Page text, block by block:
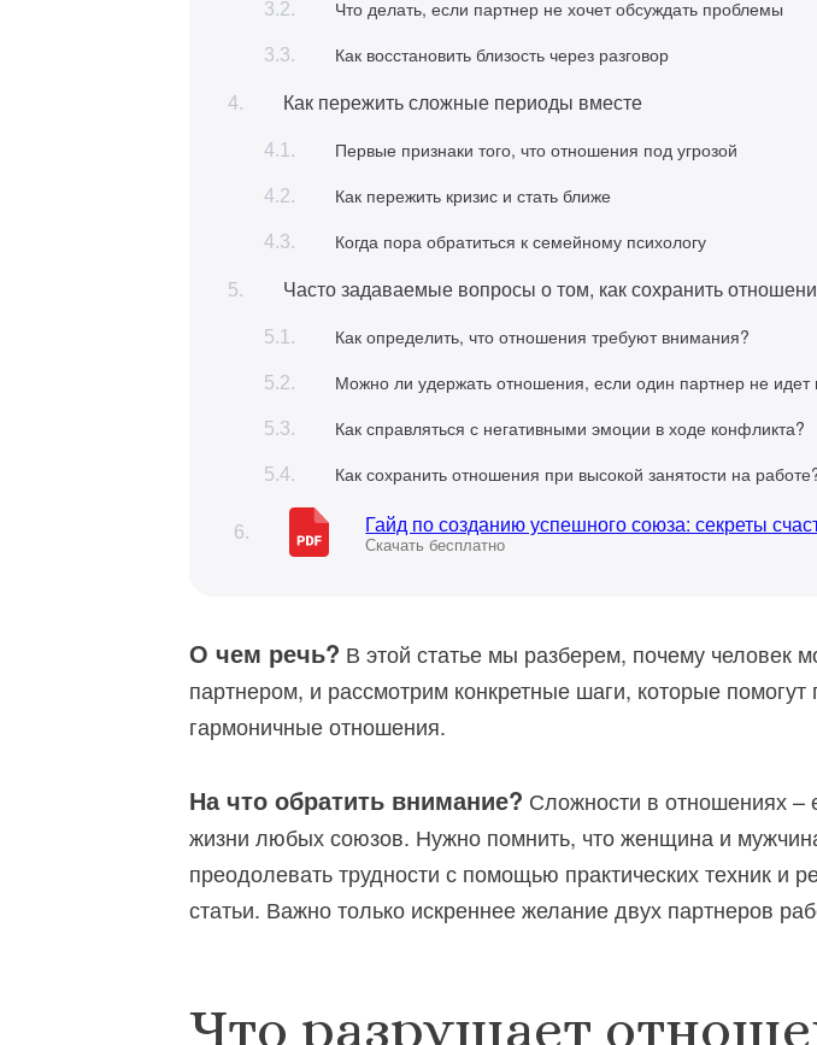
Что делать, если партнер не хочет обсуждать проблемы
Как восстановить близость через разговор
Как пережить сложные периоды вместе
Первые признаки того, что отношения под угрозой
Как пережить кризис и стать ближе
Когда пора обратиться к семейному психологу
Часто задаваемые вопросы о том, как сохранить
Как определить, что отношения требуют внимания?
Можно ли удержать отношения, если один партнер не идет
Как справляться с негативными эмоции в ходе конфликта?
Как сохранить отношения при высокой занятости на
Гайд по созданию успешного союза: секреты
Скачать бесплатно
О чем речь? В этой статье мы разберем, почему человек
партнером, и рассмотрим конкретные шаги, которые
гармоничные отношения.
На что обратить внимание? Сложности в отношениях –
жизни любых союзов. Нужно помнить, что женщина и
преодолевать трудности с помощью практических техник и
статьи. Важно только искреннее желание двух партнеров
Что разрушает